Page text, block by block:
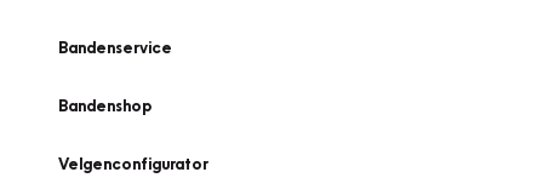
Bandenservice
Bandenshop
Velgenconfigurator